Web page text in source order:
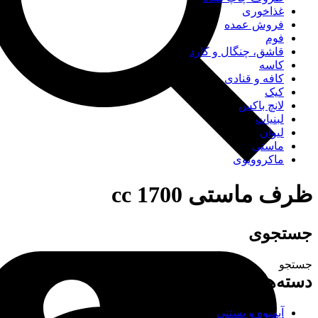
غذاخوری
فروش عمده
فوم
قاشق، چنگال و کارد
کاسه
کافه و قنادی
کیک
لانچ باکس
لبنیات
لیوان
ماستی
ماکروویوی
ظرف ماستی 1700 cc
جستجوی
جستجو
دسته‌های محصولات
آبمیوه و بستنی